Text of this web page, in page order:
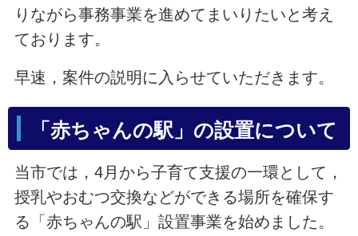
りながら事務事業を進めてまいりたいと考え
ております。
早速，案件の説明に入らせていただきます。
「赤ちゃんの駅」の設置について
当市では，4月から子育て支援の一環として，
授乳やおむつ交換などができる場所を確保す
る「赤ちゃんの駅」設置事業を始めました。